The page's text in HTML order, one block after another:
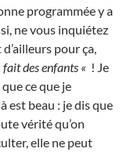
programmée y a
ne vous inquiétez
d’ailleurs pour ça,
fait des enfants « ! Je
ce que je
est beau : je dis que
vérité qu’on
elle ne peut